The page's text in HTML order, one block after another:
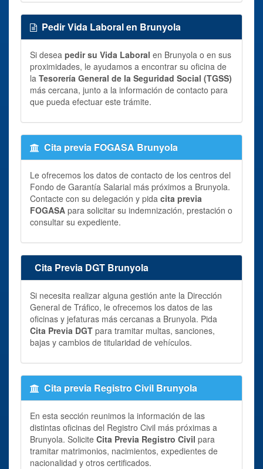
Pedir Vida Laboral en Brunyola
Si desea pedir su Vida Laboral en Brunyola o en sus
proximidades, le ayudamos a encontrar su oficina de
la Tesorería General de la Seguridad Social (TGSS)
más cercana, junto a la información de contacto para
que pueda efectuar este trámite.
Cita previa FOGASA Brunyola
Le ofrecemos los datos de contacto de los centros del
Fondo de Garantía Salarial más próximos a Brunyola.
Contacte con su delegación y pida cita previa
FOGASA para solicitar su indemnización, prestación o
consultar su expediente.
Cita Previa DGT Brunyola
Si necesita realizar alguna gestión ante la Dirección
General de Tráfico, le ofrecemos los datos de las
oficinas y jefaturas más cercanas a Brunyola. Pida
Cita Previa DGT para tramitar multas, sanciones,
bajas y cambios de titularidad de vehículos.
Cita previa Registro Civil Brunyola
En esta sección reunimos la información de las
distintas oficinas del Registro Civil más próximas a
Brunyola. Solicite Cita Previa Registro Civil para
tramitar matrimonios, nacimientos, expedientes de
nacionalidad y otros certificados.